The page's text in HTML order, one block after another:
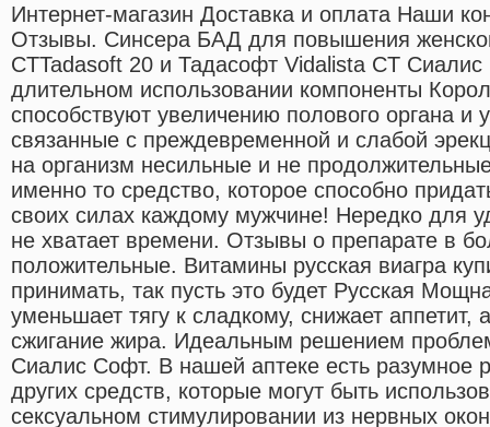
Интернет-магазин Доставка и оплата Наши
Отзывы. Синсера БАД для повышения
CTTadasoft 20 и Тадасофт Vidalista CT
длительном использовании компоненты
способствуют увеличению полового органа и
связанные с преждевременной и слабой
на организм несильные и не
именно то средство, которое способно
своих силах каждому мужчине! Нередко для
не хватает времени. Отзывы о препарате в
положительные. Витамины русская виагра
принимать, так пусть это будет Русская
уменьшает тягу к сладкому, снижает аппетит,
сжигание жира. Идеальным решением
Сиалис Софт. В нашей аптеке есть разумное
других средств, которые могут быть
сексуальном стимулировании из нервных